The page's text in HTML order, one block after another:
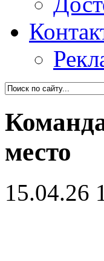
место
15.04.26